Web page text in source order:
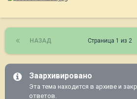
НАЗАД Страница 1 из 2
Заархивировано
Эта тема находится в архиве и
ответов.